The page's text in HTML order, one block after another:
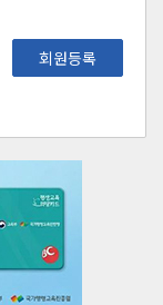
회원등록